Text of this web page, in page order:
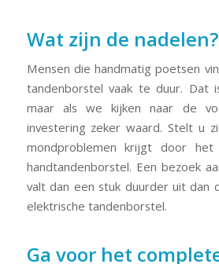
Wat zijn de nadelen?
Mensen die handmatig poetsen
tandenborstel vaak te duur. Dat
maar als we kijken naar de
investering zeker waard. Stelt u
mondproblemen krijgt door
handtandenborstel. Een bezoek
valt dan een stuk duurder uit dan
elektrische tandenborstel.
Ga voor het